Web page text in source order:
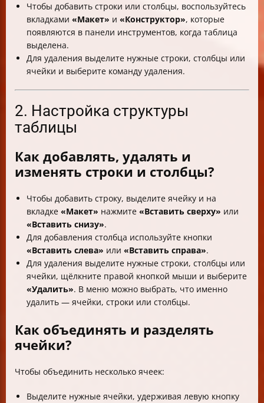
Чтобы добавить строки или столбцы, воспользуйтесь
вкладками «Макет» и «Конструктор», которые
появляются в панели инструментов, когда таблица
выделена.
Для удаления выделите нужные строки, столбцы или
ячейки и выберите команду удаления.
2. Настройка структуры
таблицы
Как добавлять, удалять и
изменять строки и столбцы?
Чтобы добавить строку, выделите ячейку и на
вкладке «Макет» нажмите «Вставить сверху» или
«Вставить снизу».
Для добавления столбца используйте кнопки
«Вставить слева» или «Вставить справа».
Для удаления выделите нужные строки, столбцы или
ячейки, щёлкните правой кнопкой мыши и выберите
«Удалить». В меню можно выбрать, что именно
удалить — ячейки, строки или столбцы.
Как объединять и разделять
ячейки?
Чтобы объединить несколько ячеек:
Выделите нужные ячейки, удерживая левую кнопку